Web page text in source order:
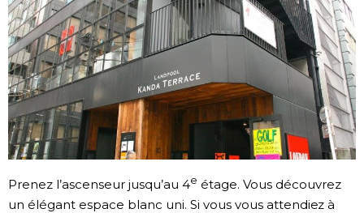
Prenez l’ascenseur jusqu’au 4e étage. Vous découvrez
un élégant espace blanc uni. Si vous vous attendiez à